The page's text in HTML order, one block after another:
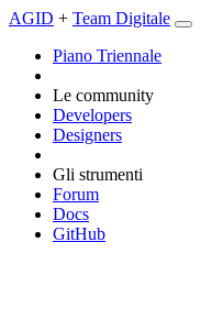
AGID + Team Digitale
Piano Triennale
Le community
Developers
Designers
Gli strumenti
Forum
Docs
GitHub